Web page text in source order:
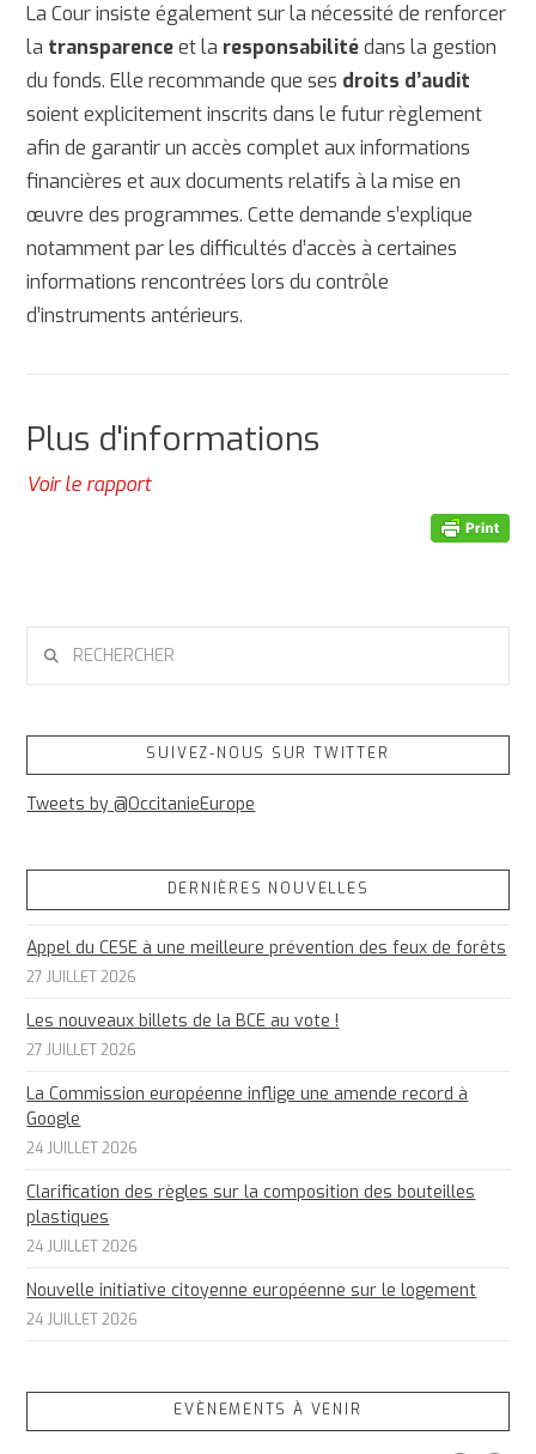
La Cour insiste également sur la nécessité de renforcer
la transparenceet la responsabilitédans la gestion
du fonds. Elle recommande que ses droits d’audit
soient explicitement inscrits dans le futur règlement
afin de garantir un accès complet aux informations
financières et aux documents relatifs à la mise en
œuvre des programmes. Cette demande s’explique
notamment par les difficultés d’accès à certaines
informations rencontrées lors du contrôle
d’instruments antérieurs.
Plus d'informations
Voir le rapport
SUIVEZ-NOUS SUR TWITTER
Tweets by @OccitanieEurope
DERNIÈRES NOUVELLES
Appel du CESE à une meilleure prévention des feux de forêts
27 JUILLET 2026
Les nouveaux billets de la BCE au vote !
27 JUILLET 2026
La Commission européenne inflige une amende record à
Google
24 JUILLET 2026
Clarification des règles sur la composition des bouteilles
plastiques
24 JUILLET 2026
Nouvelle initiative citoyenne européenne sur le logement
24 JUILLET 2026
EVÈNEMENTS À VENIR